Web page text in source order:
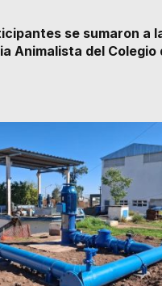
se sumaron a
Animalista del Colegio